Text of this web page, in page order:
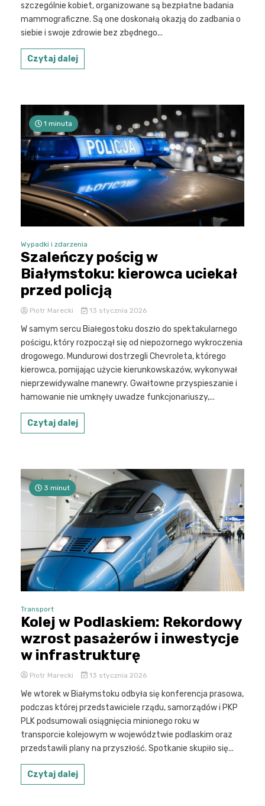
szczególnie kobiet, organizowane są bezpłatne badania
mammograficzne. Są one doskonałą okazją do zadbania o
siebie i swoje zdrowie bez zbędnego...
Czytaj dalej
1 minuta
Wypadki i zdarzenia
Szaleńczy pościg w
Białymstoku: kierowca uciekał
przed policją
Piotr Marecki 13 stycznia 2026
W samym sercu Białegostoku doszło do spektakularnego
pościgu, który rozpoczął się od niepozornego wykroczenia
drogowego. Mundurowi dostrzegli Chevroleta, którego
kierowca, pomijając użycie kierunkowskazów, wykonywał
nieprzewidywalne manewry. Gwałtowne przyspieszanie i
hamowanie nie umknęły uwadze funkcjonariuszy,...
Czytaj dalej
3 minut
Transport
Kolej w Podlaskiem: Rekordowy
wzrost pasażerów i inwestycje
w infrastrukturę
Piotr Marecki 13 stycznia 2026
We wtorek w Białymstoku odbyła się konferencja prasowa,
podczas której przedstawiciele rządu, samorządów i PKP
PLK podsumowali osiągnięcia minionego roku w
transporcie kolejowym w województwie podlaskim oraz
przedstawili plany na przyszłość. Spotkanie skupiło się...
Czytaj dalej